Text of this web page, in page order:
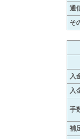
通
そ
入
入
手
補